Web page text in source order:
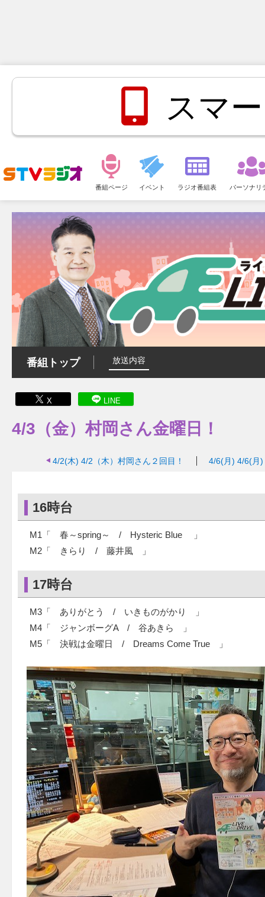
スマ
ュ
ー
番組ページ イベント ラジオ番組表 パーソナリ
番組トップ 放送内容
X LINE
4/3（金）村岡さん金曜日！
4/2(木) 4/2（木）村岡さん２回目！ 4/6(月) 4/6(月
16時台
M1「 春～spring～ / Hysteric Blue 」
M2「 きらり / 藤井風 」
17時台
M3「 ありがとう / いきものがかり 」
M4「 ジャンボーグA / 谷あきら 」
M5「 決戦は金曜日 / Dreams Come True 」